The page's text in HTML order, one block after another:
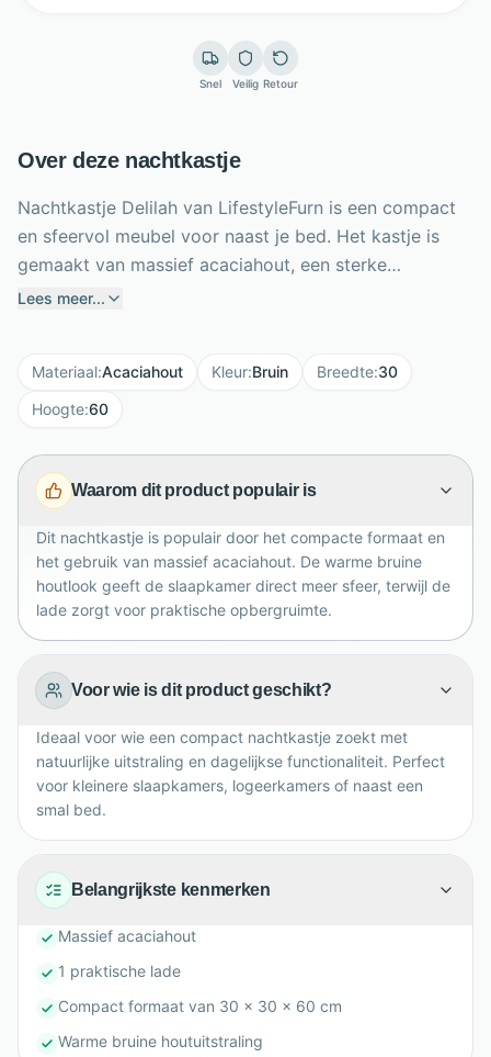
Snel Veilig Retour
Over deze nachtkastje
Nachtkastje Delilah van LifestyleFurn is een compact
en sfeervol meubel voor naast je bed. Het kastje is
gemaakt van massief acaciahout, een sterke
houtsoort met een warme bruine kleur en natuurlijke
slaapkamers of naast een smal bed. De lade biedt
handige opbergruimte voor kleine spullen zoals een
een lamp, wekker of favoriete accessoire. Dankzij het
tijdloze houten ontwerp combineert dit nachtkastje
slaapkamers.
Lees meer...
Materiaal:Acaciahout Kleur:Bruin Breedte:30
Hoogte:60
Waarom dit product populair is
Dit nachtkastje is populair door het compacte formaat en
het gebruik van massief acaciahout. De warme bruine
houtlook geeft de slaapkamer direct meer sfeer, terwijl de
lade zorgt voor praktische opbergruimte.
Voor wie is dit product geschikt?
Ideaal voor wie een compact nachtkastje zoekt met
natuurlijke uitstraling en dagelijkse functionaliteit. Perfect
voor kleinere slaapkamers, logeerkamers of naast een
smal bed.
Belangrijkste kenmerken
Massief acaciahout
1 praktische lade
Compact formaat van 30 x 30 x 60 cm
Warme bruine houtuitstraling